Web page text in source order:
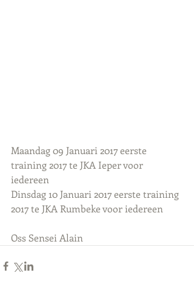
Maandag 09 Januari 2017 eerste
training 2017 te JKA Ieper voor
iedereen
Dinsdag 10 Januari 2017 eerste training
2017 te JKA Rumbeke voor iedereen
Oss Sensei Alain